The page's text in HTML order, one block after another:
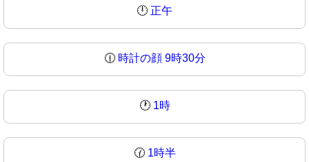
🕛 正午
🕧 時計の顔 9時30分
🕐 1時
🕜 1時半